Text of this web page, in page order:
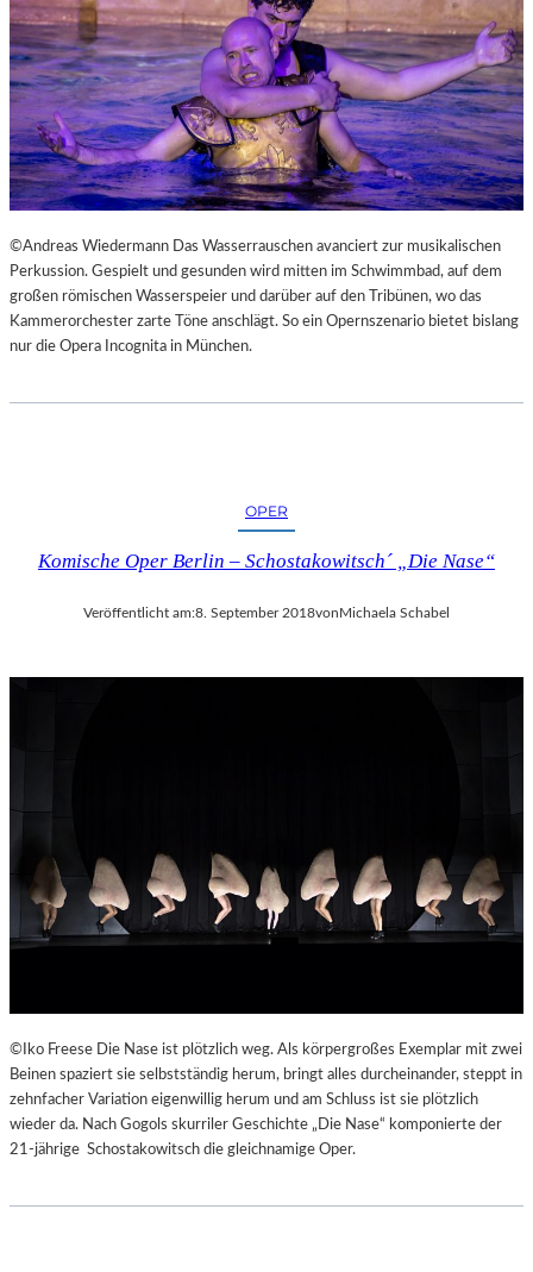
S
T
M
E
S
S
E
©Andreas Wiedermann Das Wasserrauschen avanciert zur musikalischen
Perkussion. Gespielt und gesunden wird mitten im Schwimmbad, auf dem
großen römischen Wasserspeier und darüber auf den Tribünen, wo das
Kammerorchester zarte Töne anschlägt. So ein Opernszenario bietet bislang
nur die Opera Incognita in München.
OPER
Komische Oper Berlin – Schostakowitsch´ „Die Nase“
Veröffentlicht am:8. September 2018vonMichaela Schabel
©Iko Freese Die Nase ist plötzlich weg. Als körpergroßes Exemplar mit zwei
Beinen spaziert sie selbstständig herum, bringt alles durcheinander, steppt in
zehnfacher Variation eigenwillig herum und am Schluss ist sie plötzlich
wieder da. Nach Gogols skurriler Geschichte „Die Nase“ komponierte der
21-jährige Schostakowitsch die gleichnamige Oper.